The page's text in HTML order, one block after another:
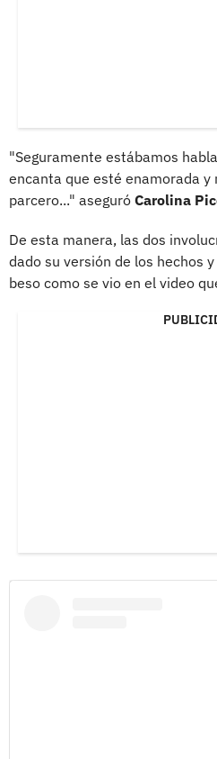
"Seguramente estábamos
encanta que esté enamorada y
parcero..." aseguró Carolina
De esta manera, las dos
dado su versión de los hechos
beso como se vio en el video